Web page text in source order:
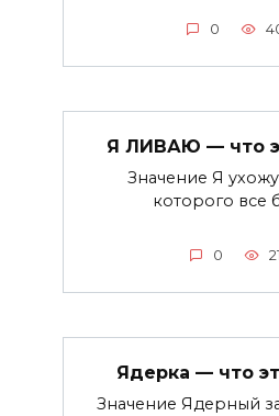
0
Я ЛИВАЮ — что
Значение Я
которого все
0 21
Ядерка — что
Значение Ядерный